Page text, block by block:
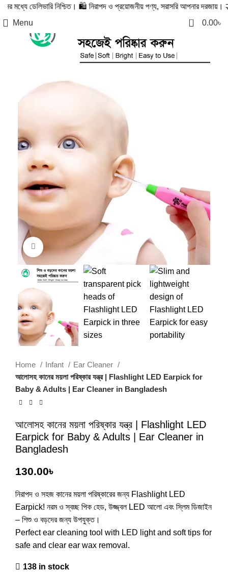
🛍️ নিরাপদ ও প্রয়োজনীয় পণ্য, সরাসরি আপনার দরজায়। 🤝 বিশ্বস্ততায় আমরা
Menu
0 0.00৳
Click to enlarge
Home Infant
Ear Cleaner
আলোসহ কানের ময়লা পরিষ্কার যন্ত্র | Flashlight LED Earpick for
Baby & Adults | Ear Cleaner in Bangladesh
আলোসহ কানের ময়লা পরিষ্কার যন্ত্র | Flashlight LED
Earpick for Baby & Adults | Ear Cleaner in
Bangladesh
130.00৳
নিরাপদ ও সহজ কানের ময়লা পরিষ্কারের জন্য Flashlight LED
Earpick! নরম ও স্বচ্ছ পিক হেড, উজ্জ্বল LED আলো এবং স্লিম ডিজাইন
– শিশু ও বড়দের জন্য উপযুক্ত।
Perfect ear cleaning tool with LED light and soft tips for
safe and clear ear wax removal.
138 in stock